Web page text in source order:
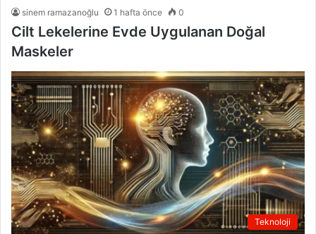
sinem ramazanoğlu 1 hafta önce 0
Cilt Lekelerine Evde Uygulanan Doğal
Maskeler
Teknoloji